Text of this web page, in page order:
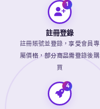
註冊登錄
註冊賬號並登錄，享受會員專
屬價格，部分商品需登錄後購
買